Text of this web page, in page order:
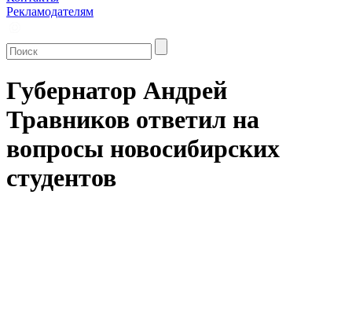
Рекламодателям
Губернатор Андрей
Травников ответил на
вопросы новосибирских
студентов